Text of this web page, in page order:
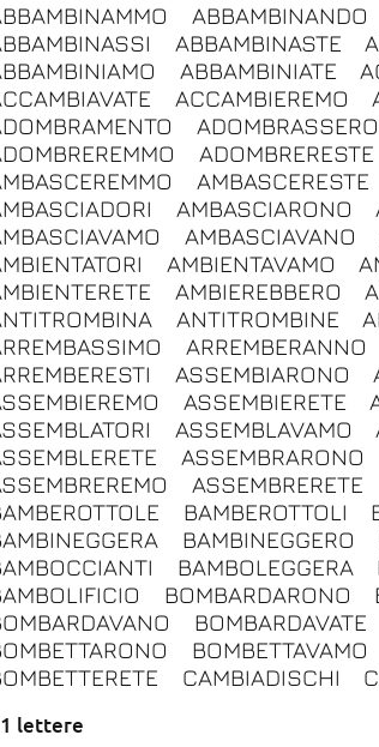
ABBAMBINANDO
ABBAMBINASTE
ABBAMBINIATE
ACCAMBIEREMO
ADOMBRASSERO
ADOMBRERESTE
AMBASCERESTE
AMBASCIARONO
AMBASCIAVANO
AMBIENTAVAMO
AMBIEREBBERO
ANTITROMBINE
ARREMBERANNO
ASSEMBIARONO
ASSEMBIERETE
ASSEMBLAVAMO
ASSEMBRARONO
ASSEMBRERETE
BAMBEROTTOLI
BAMBINEGGERO
BAMBOLEGGERA
BOMBARDARONO
BOMBARDAVATE
BOMBETTAVAMO
CAMBIADISCHI
lettere